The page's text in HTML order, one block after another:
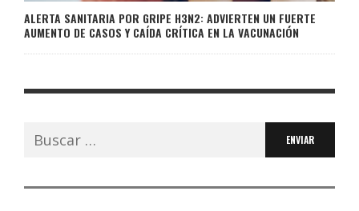
ALERTA SANITARIA POR GRIPE H3N2: ADVIERTEN UN FUERTE
AUMENTO DE CASOS Y CAÍDA CRÍTICA EN LA VACUNACIÓN
Buscar: